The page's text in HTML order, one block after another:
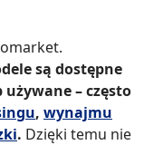
są dostępne
– często
, wynajmu
. Dzięki temu nie